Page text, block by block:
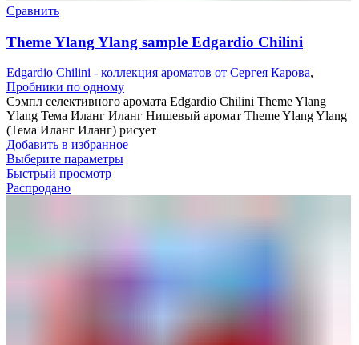
Сравнить
Theme Ylang Ylang sample Edgardio Chilini
Edgardio Chilini - коллекция ароматов от Сергея Карова,
Пробники по одному
Сэмпл селективного аромата Edgardio Chilini Theme Ylang
Ylang Тема Иланг Иланг Нишевый аромат Theme Ylang Ylang
(Тема Иланг Иланг) рисует
Добавить в избранное
Выберите параметры
Быстрый просмотр
Распродано